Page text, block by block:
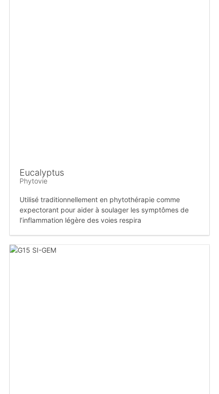
Eucalyptus
Phytovie
Utilisé traditionnellement en phytothérapie comme
expectorant pour aider à soulager les symptômes de
l’inflammation légère des voies respira